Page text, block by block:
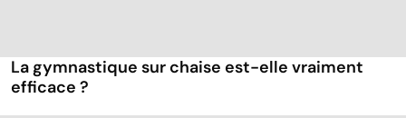
La gymnastique sur chaise est-elle vraiment
efficace ?